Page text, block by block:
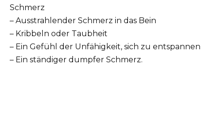
Schmerz
– Ausstrahlender Schmerz in das Bein
– Kribbeln oder Taubheit
– Ein Gefühl der Unfähigkeit, sich zu entspannen
– Ein ständiger dumpfer Schmerz.